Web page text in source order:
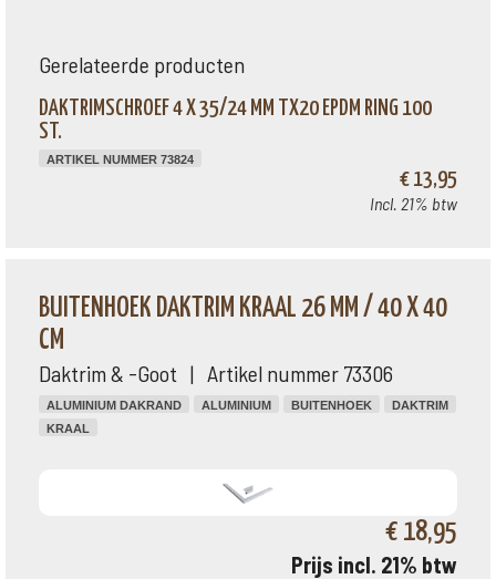
Gerelateerde producten
DAKTRIMSCHROEF 4 X 35/24 MM TX20 EPDM RING 100
ST.
ARTIKEL NUMMER 73824
€ 13,95
Incl. 21% btw
BUITENHOEK DAKTRIM KRAAL 26 MM / 40 X 40
CM
Daktrim & -Goot | Artikel nummer 73306
ALUMINIUM DAKRAND ALUMINIUM BUITENHOEK
DAKTRIM
KRAAL
€ 18,95
Prijs incl. 21% btw